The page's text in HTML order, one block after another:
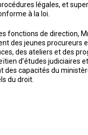
légales, et
à la loi.
fonctions de direction,
des jeunes procureurs
des ateliers et des
d’études judiciaires
des capacités du
du droit.